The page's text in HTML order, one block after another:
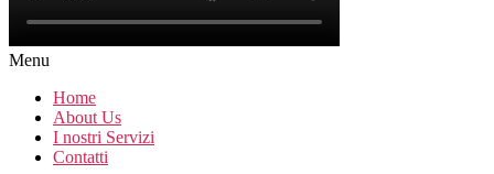
Menu
Home
About Us
I nostri Servizi
Contatti